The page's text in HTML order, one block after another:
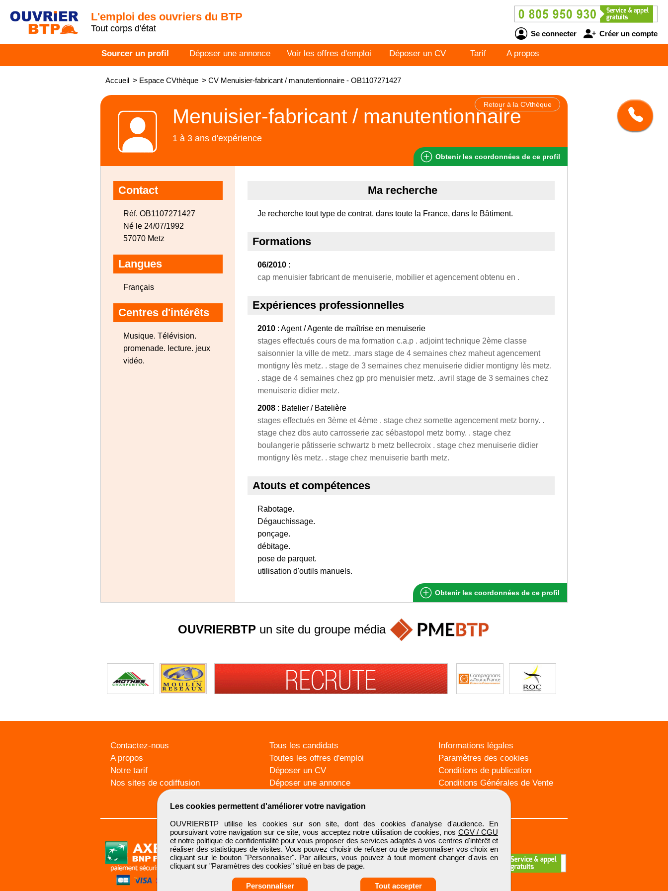
L'emploi des ouvriers du BTP
Tout corps d'état
Se connecter Créer un compte
Sourcer un profil Déposer une annonce Voir les offres d'emploi Déposer un CV Tarif A propos
Accueil > Espace CVthèque > CV Menuisier-fabricant / manutentionnaire - OB1107271427
Retour à la CVthèque
Menuisier-fabricant / manutentionnaire
1 à 3 ans d'expérience
Obtenir les coordonnées de ce profil
Contact
Réf. OB1107271427
Né le 24/07/1992
57070 Metz
Langues
Français
Centres d'intérêts
Musique. Télévision.
promenade. lecture. jeux
vidéo.
Ma recherche
Je recherche tout type de contrat, dans toute la France, dans le Bâtiment.
Formations
06/2010 :
cap menuisier fabricant de menuiserie, mobilier et agencement obtenu en .
Expériences professionnelles
2010 : Agent / Agente de maîtrise en menuiserie
stages effectués cours de ma formation c.a.p . adjoint technique 2ème classe
saisonnier la ville de metz. .mars stage de 4 semaines chez maheut agencement
montigny lès metz. . stage de 3 semaines chez menuiserie didier montigny lès metz.
. stage de 4 semaines chez gp pro menuisier metz. .avril stage de 3 semaines chez
menuiserie didier metz.
2008 : Batelier / Batelière
stages effectués en 3ème et 4ème . stage chez sornette agencement metz borny. .
stage chez dbs auto carrosserie zac sébastopol metz borny. . stage chez
boulangerie pâtisserie schwartz b metz bellecroix . stage chez menuiserie didier
montigny lès metz. . stage chez menuiserie barth metz.
Atouts et compétences
Rabotage.
Dégauchissage.
ponçage.
débitage.
pose de parquet.
utilisation d'outils manuels.
Obtenir les coordonnées de ce profil
Les cookies permettent d'améliorer votre navigation
OUVRIERBTP utilise les cookies sur son site, dont des cookies d'analyse d'audience. En
poursuivant votre navigation sur ce site, vous acceptez notre utilisation de cookies, nos CGV / CGU
et notre politique de confidentialitépour vous proposer des services adaptés à vos centres d'intérêt et
réaliser des statistiques de visites. Vous pouvez choisir de refuser ou de personnaliser vos choix en
cliquant sur le bouton "Personnaliser". Par ailleurs, vous pouvez à tout moment changer d'avis en
cliquant sur "Paramètres des cookies" situé en bas de page.
Personnaliser Tout accepter
OUVRIERBTP un site du groupe média
Contactez-nous
A propos
Notre tarif
Nos sites de codiffusion
Tous les candidats
Toutes les offres d'emploi
Déposer un CV
Déposer une annonce
Informations légales
Paramètres des cookies
Conditions de publication
Conditions Générales de Vente